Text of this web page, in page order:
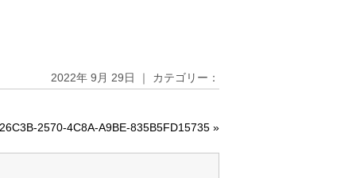
2022年 9月 29日 ｜ カテゴリー：
2570-4C8A-A9BE-835B5FD15735 »